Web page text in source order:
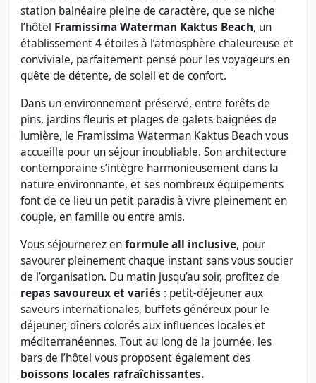
station balnéaire pleine de caractère, que se niche
l’hôtel Framissima Waterman Kaktus Beach, un
établissement 4 étoiles à l’atmosphère chaleureuse et
conviviale, parfaitement pensé pour les voyageurs en
quête de détente, de soleil et de confort.
Dans un environnement préservé, entre forêts de
pins, jardins fleuris et plages de galets baignées de
lumière, le Framissima Waterman Kaktus Beach vous
accueille pour un séjour inoubliable. Son architecture
contemporaine s’intègre harmonieusement dans la
nature environnante, et ses nombreux équipements
font de ce lieu un petit paradis à vivre pleinement en
couple, en famille ou entre amis.
Vous séjournerez enformule all inclusive, pour
savourer pleinement chaque instant sans vous soucier
de l’organisation. Du matin jusqu’au soir, profitez de
repas savoureux et variés : petit-déjeuner aux
saveurs internationales, buffets généreux pour le
déjeuner, dîners colorés aux influences locales et
méditerranéennes. Tout au long de la journée, les
bars de l’hôtel vous proposent également des
boissons locales rafraîchissantes.